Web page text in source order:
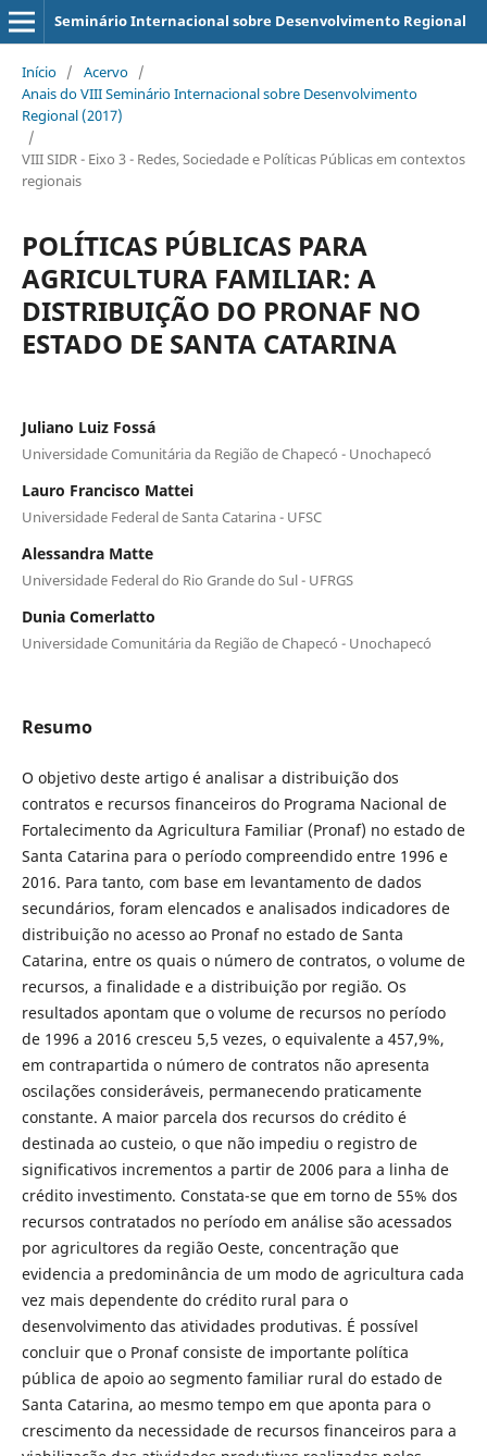
Seminário Internacional sobre Desenvolvimento Regional
Início / Acervo /
Anais do VIII Seminário Internacional sobre Desenvolvimento
Regional (2017)
/
VIII SIDR - Eixo 3 - Redes, Sociedade e Políticas Públicas em contextos
regionais
POLÍTICAS PÚBLICAS PARA
AGRICULTURA FAMILIAR: A
DISTRIBUIÇÃO DO PRONAF NO
ESTADO DE SANTA CATARINA
Juliano Luiz Fossá
Universidade Comunitária da Região de Chapecó - Unochapecó
Lauro Francisco Mattei
Universidade Federal de Santa Catarina - UFSC
Alessandra Matte
Universidade Federal do Rio Grande do Sul - UFRGS
Dunia Comerlatto
Universidade Comunitária da Região de Chapecó - Unochapecó
Resumo
O objetivo deste artigo é analisar a distribuição dos
contratos e recursos financeiros do Programa Nacional de
Fortalecimento da Agricultura Familiar (Pronaf) no estado de
Santa Catarina para o período compreendido entre 1996 e
2016. Para tanto, com base em levantamento de dados
secundários, foram elencados e analisados indicadores de
distribuição no acesso ao Pronaf no estado de Santa
Catarina, entre os quais o número de contratos, o volume de
recursos, a finalidade e a distribuição por região. Os
resultados apontam que o volume de recursos no período
de 1996 a 2016 cresceu 5,5 vezes, o equivalente a 457,9%,
em contrapartida o número de contratos não apresenta
oscilações consideráveis, permanecendo praticamente
constante. A maior parcela dos recursos do crédito é
destinada ao custeio, o que não impediu o registro de
significativos incrementos a partir de 2006 para a linha de
crédito investimento. Constata-se que em torno de 55% dos
recursos contratados no período em análise são acessados
por agricultores da região Oeste, concentração que
evidencia a predominância de um modo de agricultura cada
vez mais dependente do crédito rural para o
desenvolvimento das atividades produtivas. É possível
concluir que o Pronaf consiste de importante política
pública de apoio ao segmento familiar rural do estado de
Santa Catarina, ao mesmo tempo em que aponta para o
crescimento da necessidade de recursos financeiros para a